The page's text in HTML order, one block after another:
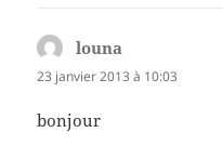
louna
23 janvier 2013 à 10:03
bonjour